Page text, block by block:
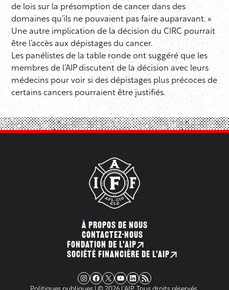
de lois sur la présomption de cancer dans des
domaines qu’ils ne pouvaient pas faire auparavant. »
Une autre implication de la décision du CIRC pourrait
être l’accès aux dépistages du cancer.
Les panélistes de la table ronde ont suggéré que les
membres de l’AIP discutent de la décision avec leurs
médecins pour voir si des dépistages plus précoces de
certains cancers pourraient être justifiés.
À PROPOS DE NOUS
CONTACTEZ-NOUS
FONDATION DE L’AIP
SOCIÉTÉ FINANCIÈRE DE L’AIP
Instagram Facebook X YouTube LinkedIn Flux RSS